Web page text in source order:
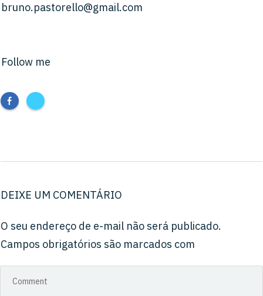
bruno.pastorello@gmail.com
Follow me
DEIXE UM COMENTÁRIO
O seu endereço de e-mail não será publicado.
Campos obrigatórios são marcados com